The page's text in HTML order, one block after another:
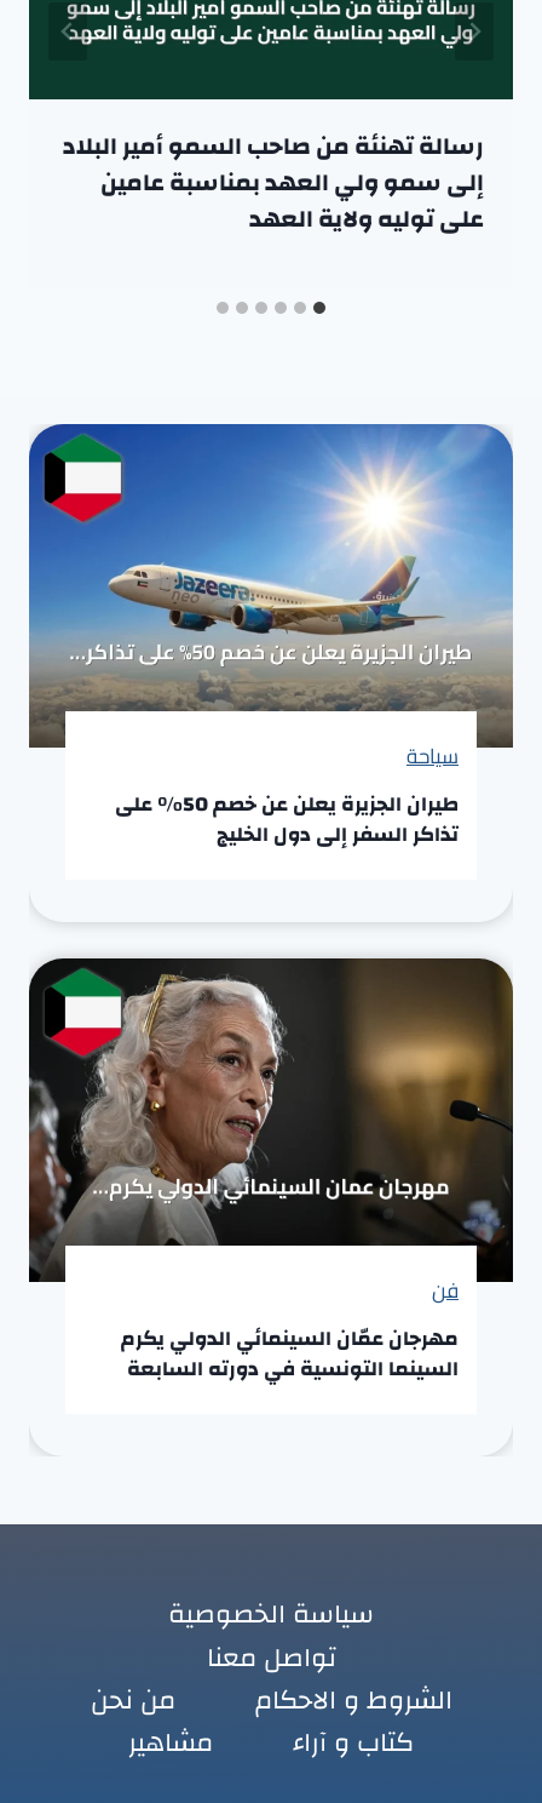
رسالة تهنئة من صاحب السمو أمير البلاد
إلى سمو ولي العهد بمناسبة عامين
على توليه ولاية العهد
سياحة
طيران الجزيرة يعلن عن خصم 50% على
تذاكر السفر إلى دول الخليج
فن
مهرجان عمّان السينمائي الدولي يكرم
السينما التونسية في دورته السابعة
سياسة الخصوصية
تواصل معنا
الشروط و الاحكام
من نحن
كتاب و آراء
مشاهير